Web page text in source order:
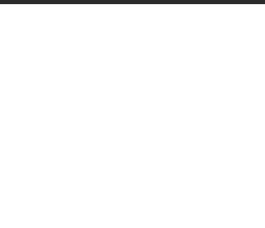
このコンテンツは掲載が終了しました | LINE占い